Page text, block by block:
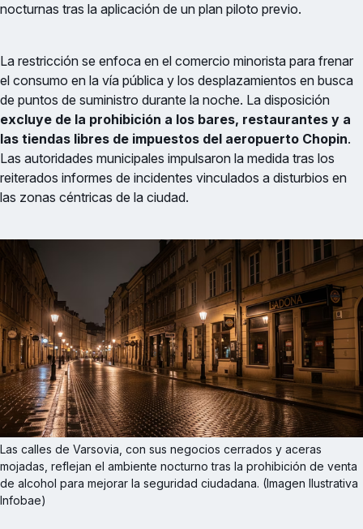
nocturnas tras la aplicación de un plan piloto previo.
La restricción se enfoca en el comercio minorista para frenar
el consumo en la vía pública y los desplazamientos en busca
de puntos de suministro durante la noche. La disposición
excluye de la prohibición a los bares, restaurantes y a
las tiendas libres de impuestos del aeropuerto Chopin.
Las autoridades municipales impulsaron la medida tras los
reiterados informes de incidentes vinculados a disturbios en
las zonas céntricas de la ciudad.
Las calles de Varsovia, con sus negocios cerrados y aceras
mojadas, reflejan el ambiente nocturno tras la prohibición de venta
de alcohol para mejorar la seguridad ciudadana. (Imagen Ilustrativa
Infobae)